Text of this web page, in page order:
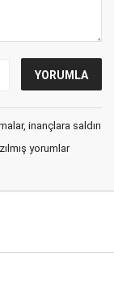
inançlara saldırı
yorumlar